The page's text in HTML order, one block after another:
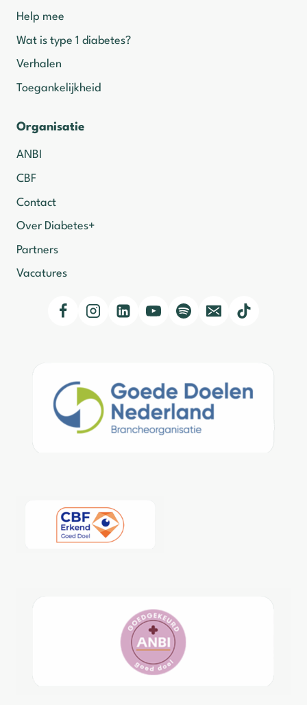
Help mee
Wat is type 1 diabetes?
Verhalen
Toegankelijkheid
Organisatie
ANBI
CBF
Contact
Over Diabetes+
Partners
Vacatures